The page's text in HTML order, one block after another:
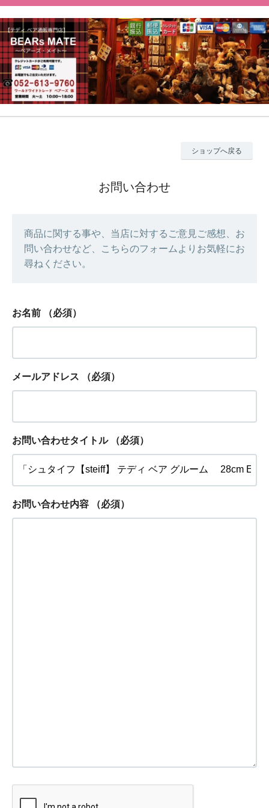
ショップへ戻る
お問い合わせ
商品に関する事や、当店に対するご意見ご感想、お
問い合わせなど、こちらのフォームよりお気軽にお
尋ねください。
お名前 （必須）
メールアドレス （必須）
お問い合わせタイトル （必須）
お問い合わせ内容 （必須）